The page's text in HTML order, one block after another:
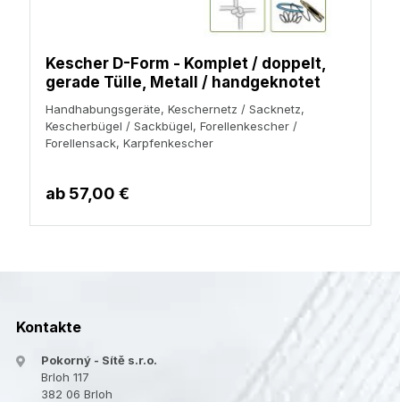
Kescher D-Form - Komplet / doppelt,
gerade Tülle, Metall / handgeknotet
Handhabungsgeräte, Keschernetz / Sacknetz,
Kescherbügel / Sackbügel, Forellenkescher /
Forellensack, Karpfenkescher
ab 57,00 €
Kontakte
Pokorný - Sítě s.r.o.
Brloh 117
382 06 Brloh